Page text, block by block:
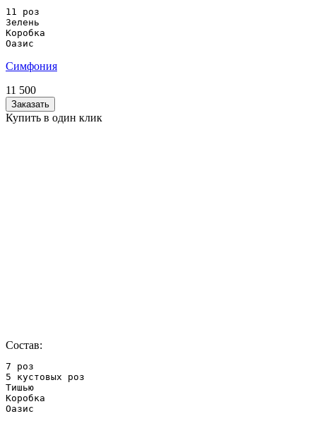
11 роз
Зелень
Коробка
Оазис
Симфония
11 500
Заказать
Купить в один клик
Состав:
7 роз
5 кустовых роз
Тишью
Коробка
Оазис